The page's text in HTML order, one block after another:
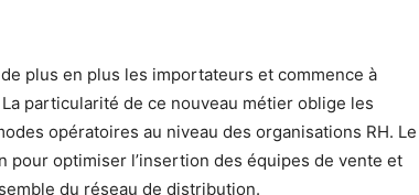
plus en plus les importateurs et commence à
particularité de ce nouveau métier oblige les
opératoires au niveau des organisations RH. Le
optimiser l’insertion des équipes de vente et
du réseau de distribution.